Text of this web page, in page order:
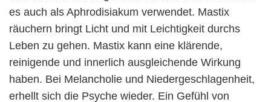
es auch als Aphrodisiakum verwendet. Mastix
räuchern bringt Licht und mit Leichtigkeit durchs
Leben zu gehen. Mastix kann eine klärende,
reinigende und innerlich ausgleichende Wirkung
haben. Bei Melancholie und Niedergeschlagenheit,
erhellt sich die Psyche wieder. Ein Gefühl von